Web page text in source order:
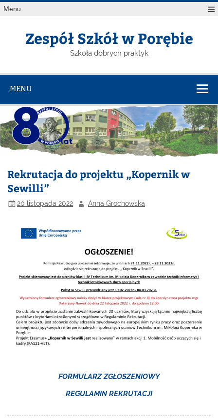
Menu
Zespół Szkół w Porębie
Szkoła dobrych praktyk
MENU
Rekrutacja do projektu „Kopernik w
Sewilli”
20 listopada 2022 Anna Grochowska
FORMULARZ ZGŁOSZENIOWY
REGULAMIN REKRUTACJI